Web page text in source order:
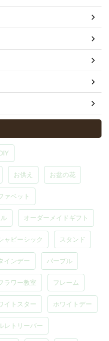
お供え お盆の花
ァベット
オーダーメイドギフト
ャビーシック スタンド
インデー パープル
ラワー教室 フレーム
イトスター ホワイトデー
レトリーバー